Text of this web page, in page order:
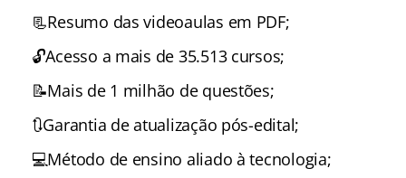
📃Resumo das videoaulas em PDF;
🔓Acesso a mais de 35.513 cursos;
📝Mais de 1 milhão de questões;
🔃Garantia de atualização pós-edital;
💻Método de ensino aliado à tecnologia;